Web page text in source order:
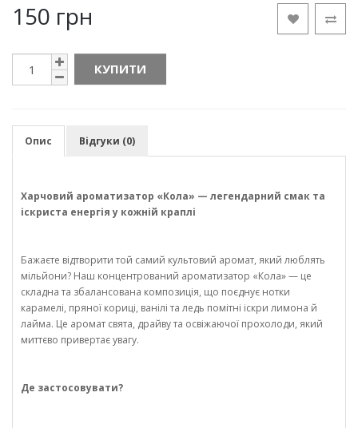
150 грн
КУПИТИ
Опис Відгуки (0)
Харчовий ароматизатор «Кола» — легендарний смак та
іскриста енергія у кожній краплі
Бажаєте відтворити той самий культовий аромат, який люблять
мільйони? Наш концентрований ароматизатор «Кола» — це
складна та збалансована композиція, що поєднує нотки
карамелі, пряної кориці, ванілі та ледь помітні іскри лимона й
лайма. Це аромат свята, драйву та освіжаючої прохолоди, який
миттєво привертає увагу.
Де застосовувати?